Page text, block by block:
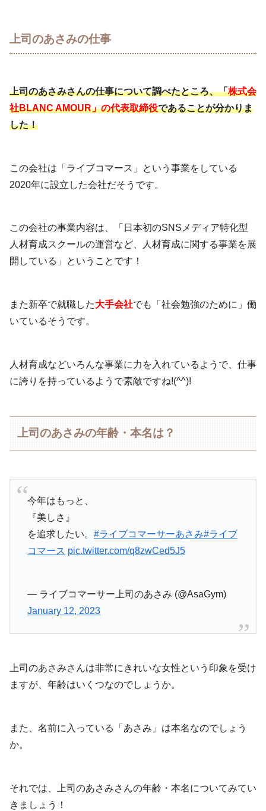
上司のあさみの仕事
上司のあさみさんの仕事について調べたところ、「株式会
社BLANC AMOUR」の代表取締役であることが分かりま
した！
この会社は「ライブコマース」という事業をしている
2020年に設立した会社だそうです。
この会社の事業内容は、「日本初のSNSメディア特化型
人材育成スクールの運営など、人材育成に関する事業を展
開している」ということです！
また新卒で就職した大手会社でも「社会勉強のために」働
いているそうです。
人材育成などいろんな事業に力を入れているようで、仕事
に誇りを持っているようで素敵ですね!(^^)!
上司のあさみの年齢・本名は？
今年はもっと、
『美しさ』
を追求したい。 #ライブコマーサーあさみ#ライブ
コマース pic.twitter.com/q8zwCed5J5
— ライブコマーサー上司のあさみ (@AsaGym)
January 12, 2023
上司のあさみさんは非常にきれいな女性という印象を受け
ますが、年齢はいくつなのでしょうか。
また、名前に入っている「あさみ」は本名なのでしょう
か。
それでは、上司のあさみさんの年齢・本名についてみてい
きましょう！